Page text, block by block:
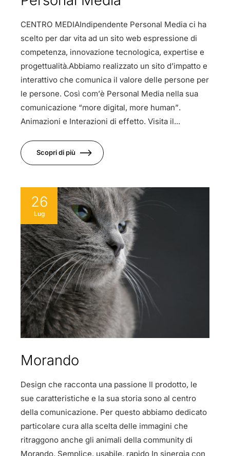
CENTRO MEDIAIndipendente Personal Media ci ha
scelto per dar vita ad un sito web espressione di
competenza, innovazione tecnologica, expertise e
progettualità.Abbiamo realizzato un sito d’impatto e
interattivo che comunica il valore delle persone per
le persone. Così com’è Personal Media nella sua
comunicazione “more digital, more human”.
Animazioni e Interazioni di effetto. Visita il...
Scopri di più
26
Lug
Morando
Design che racconta una passione Il prodotto, le
sue caratteristiche e la sua storia sono al centro
della comunicazione. Per questo abbiamo dedicato
particolare cura alla scelta delle immagini che
ritraggono anche gli animali della community di
Morando. Semplice, usabile, rapido In sinergia con